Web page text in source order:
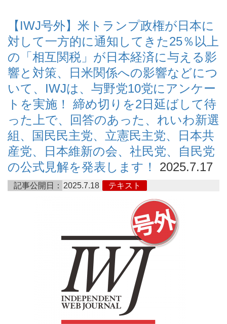
【IWJ号外】米トランプ政権が日本に
対して一方的に通知してきた25％以上
の「相互関税」が日本経済に与える影
響と対策、日米関係への影響などにつ
いて、IWJは、与野党10党にアンケー
トを実施！ 締め切りを2日延ばして待
った上で、回答のあった、れいわ新選
組、国民民主党、立憲民主党、日本共
産党、日本維新の会、社民党、自民党
の公式見解を発表します！
2025.7.17
記事公開日： 2025.7.18 テキスト